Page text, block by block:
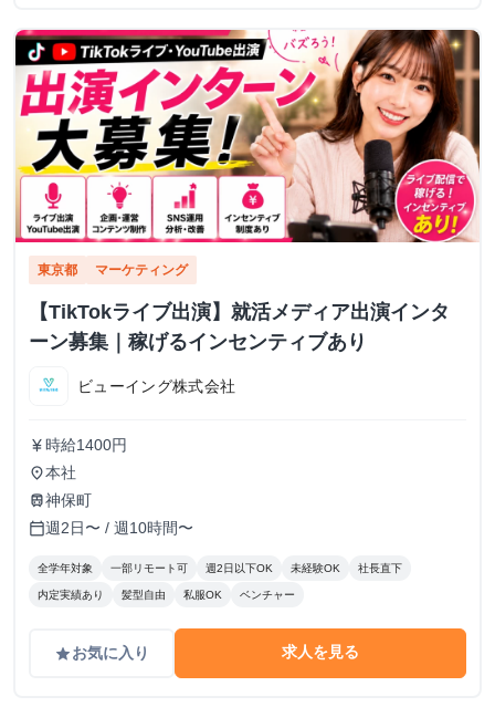
東京都 マーケティング
【TikTokライブ出演】就活メディア出演インタ
ーン募集｜稼げるインセンティブあり
ビューイング株式会社
currency_yen 時給1400円
place本社
train神保町
calendar_today週2日〜 / 週10時間〜
全学年対象 一部リモート可 週2日以下OK 未経験OK 社長直下
内定実績あり 髪型自由 私服OK ベンチャー
gradeお気に入り 求人を見る